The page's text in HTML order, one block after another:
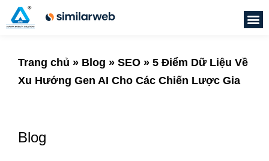
Trang chủ » Blog » SEO » 5 Điểm Dữ Liệu Về
Xu Hướng Gen AI Cho Các Chiến Lược Gia
Blog